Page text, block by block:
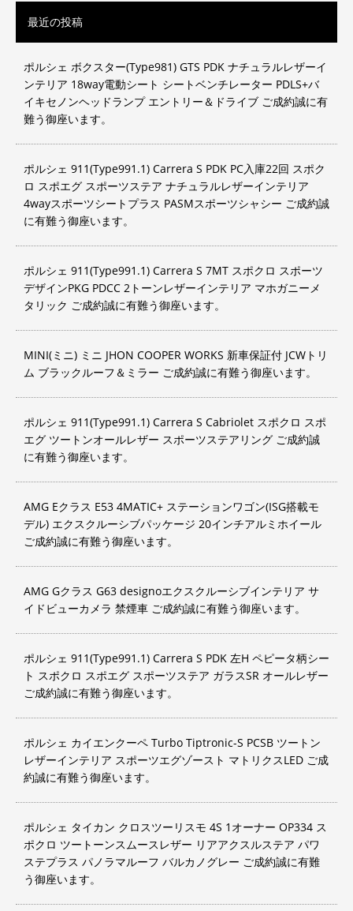
最近の投稿
ポルシェ ボクスター(Type981) GTS PDK ナチュラルレザーイ
ンテリア 18way電動シート シートベンチレーター PDLS+バ
イキセノンヘッドランプ エントリー＆ドライブ ご成約誠に有
難う御座います。
ポルシェ 911(Type991.1) Carrera S PDK PC入庫22回 スポク
ロ スポエグ スポーツステア ナチュラルレザーインテリア
4wayスポーツシートプラス PASMスポーツシャシー ご成約誠
に有難う御座います。
ポルシェ 911(Type991.1) Carrera S 7MT スポクロ スポーツ
デザインPKG PDCC 2トーンレザーインテリア マホガニーメ
タリック ご成約誠に有難う御座います。
MINI(ミニ) ミニ JHON COOPER WORKS 新車保証付 JCWトリ
ム ブラックルーフ＆ミラー ご成約誠に有難う御座います。
ポルシェ 911(Type991.1) Carrera S Cabriolet スポクロ スポ
エグ ツートンオールレザー スポーツステアリング ご成約誠
に有難う御座います。
AMG Eクラス E53 4MATIC+ ステーションワゴン(ISG搭載モ
デル) エクスクルーシブパッケージ 20インチアルミホイール
ご成約誠に有難う御座います。
AMG Gクラス G63 designoエクスクルーシブインテリア サ
イドビューカメラ 禁煙車 ご成約誠に有難う御座います。
ポルシェ 911(Type991.1) Carrera S PDK 左H ペピータ柄シー
ト スポクロ スポエグ スポーツステア ガラスSR オールレザー
ご成約誠に有難う御座います。
ポルシェ カイエンクーペ Turbo Tiptronic-S PCSB ツートン
レザーインテリア スポーツエグゾースト マトリクスLED ご成
約誠に有難う御座います。
ポルシェ タイカン クロスツーリスモ 4S 1オーナー OP334 ス
ポクロ ツートーンスムースレザー リアアクスルステア パワ
ステプラス パノラマルーフ バルカノグレー ご成約誠に有難
う御座います。